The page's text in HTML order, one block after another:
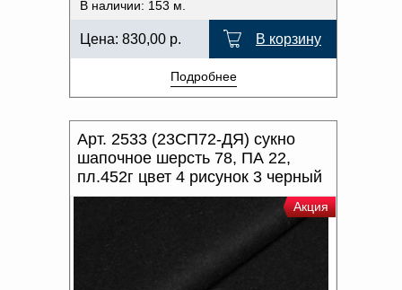
В наличии: 153 м.
Цена: 830,00 р. В корзину
Подробнее
Арт. 2533 (23СП72-ДЯ) сукно
шапочное шерсть 78, ПА 22,
пл.452г цвет 4 рисунок 3 черный
Акция